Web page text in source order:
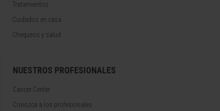
Tratamientos
Cuidados en casa
Chequeos y salud
NUESTROS PROFESIONALES
Cancer Center
Conozca a los profesionales